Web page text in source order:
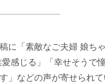
に「素敵なご夫婦 娘ち
感じる」「幸せそうで
」などの声が寄せられて